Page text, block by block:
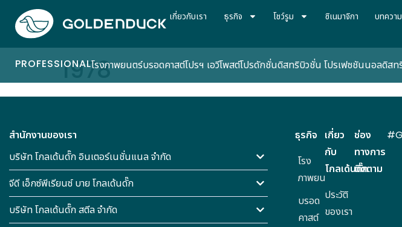
เกี่ยวกับเรา ธุรกิจ โชว์รูม ซิเนมาจิกา บทความ
PROFESSIONALโรงภาพยนตร์บรอดคาสต์โปรฯ เอวีโพสต์โปรดักชั่นดิสทริบิวชั่น โปรเฟซชันนอลดิสท
1978
สำนักงานของเรา
บริษัท โกลเด้นดั๊ก อินเตอร์เนชั่นแนล จำกัด
จีดี เอ็กซ์พีเรียนซ์ บาย โกลเด้นดั๊ก
บริษัท โกลเด้นดั๊ก สตีล จำกัด
ธุรกิจ
บรอด
คาสต์
โรง
ภาพยนตร์
เกี่ยว
กับ
โกลเด้นดั๊ก
ประวัติ
ของเรา
ช่อง
ทางการ
ติดตาม